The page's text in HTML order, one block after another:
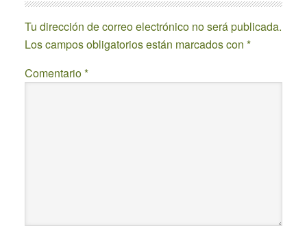
Interactions
Tu dirección de correo electrónico no será publicada.
Los campos obligatorios están marcados con *
Comentario*